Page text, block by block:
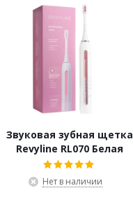
Звуковая зубная щетка
Revyline RL070 Белая
Нет в наличии